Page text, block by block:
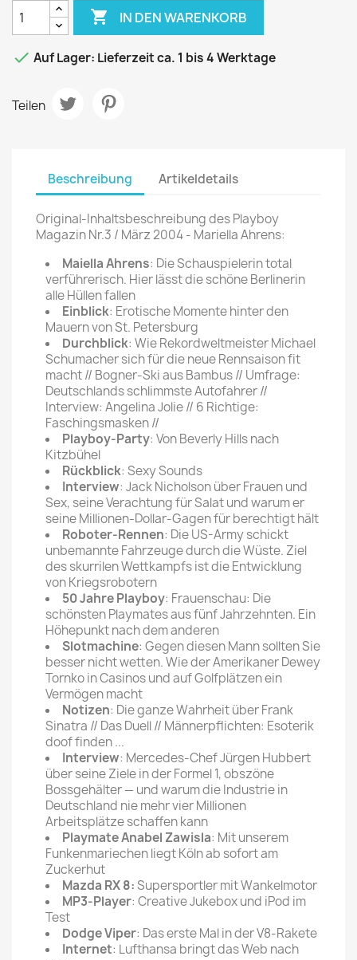
 IN DEN WARENKORB
 Auf Lager: Lieferzeit ca. 1 bis 4 Werktage
Teilen
Beschreibung Artikeldetails
Original-Inhaltsbeschreibung des Playboy
Magazin Nr.3 / März 2004 - Mariella Ahrens:
Maiella Ahrens: Die Schauspielerin total
verführerisch. Hier lässt die schöne Berlinerin
alle Hüllen fallen
Einblick: Erotische Momente hinter den
Mauern von St. Petersburg
Durchblick: Wie Rekordweltmeister Michael
Schumacher sich für die neue Rennsaison fit
macht // Bogner-Ski aus Bambus // Umfrage:
Deutschlands schlimmste Autofahrer //
Interview: Angelina Jolie // 6 Richtige:
Faschingsmasken //
Playboy-Party: Von Beverly Hills nach
Kitzbühel
Rückblick: Sexy Sounds
Interview: Jack Nicholson über Frauen und
Sex, seine Verachtung für Salat und warum er
seine Millionen-Dollar-Gagen für berechtigt hält
Roboter-Rennen: Die US-Army schickt
unbemannte Fahrzeuge durch die Wüste. Ziel
des skurrilen Wettkampfs ist die Entwicklung
von Kriegsrobotern
50 Jahre Playboy: Frauenschau: Die
schönsten Playmates aus fünf Jahrzehnten. Ein
Höhepunkt nach dem anderen
Slotmachine: Gegen diesen Mann sollten Sie
besser nicht wetten. Wie der Amerikaner Dewey
Tornko in Casinos und auf Golfplätzen ein
Vermögen macht
Notizen: Die ganze Wahrheit über Frank
Sinatra // Das Duell // Männerpflichten: Esoterik
doof finden ...
Interview: Mercedes-Chef Jürgen Hubbert
über seine Ziele in der Formel 1, obszöne
Bossgehälter — und warum die Industrie in
Deutschland nie mehr vier Millionen
Arbeitsplätze schaffen kann
Playmate Anabel Zawisla: Mit unserem
Funkenmariechen liegt Köln ab sofort am
Zuckerhut
Mazda RX 8:Supersportler mit Wankelmotor
MP3-Player: Creative Jukebox und iPod im
Test
Dodge Viper: Das erste Mal in der V8-Rakete
Internet: Lufthansa bringt das Web nach